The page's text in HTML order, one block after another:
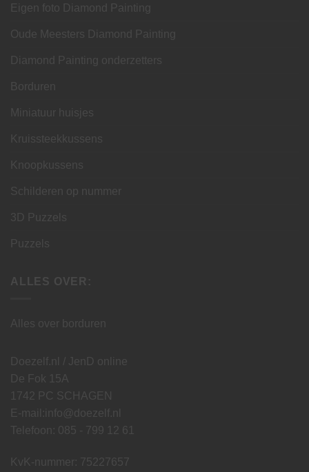
Eigen foto Diamond Painting
Oude Meesters Diamond Painting
Diamond Painting onderzetters
Borduren
Miniatuur huisjes
Kruissteekkussens
Knoopkussens
Schilderen op nummer
3D Puzzels
Puzzels
ALLES OVER:
Alles over borduren
Doezelf.nl / JenD online
De Fok 15A
1742 PC SCHAGEN
E-mail: info@doezelf.nl
Telefoon: 085 - 799 12 61
KvK-nummer: 75227657